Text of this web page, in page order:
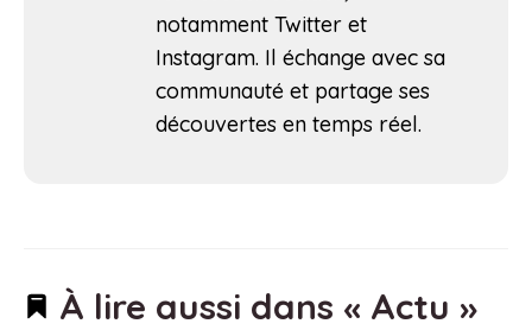
notamment Twitter et
Instagram. Il échange avec sa
communauté et partage ses
découvertes en temps réel.
À lire aussi dans « Actu »